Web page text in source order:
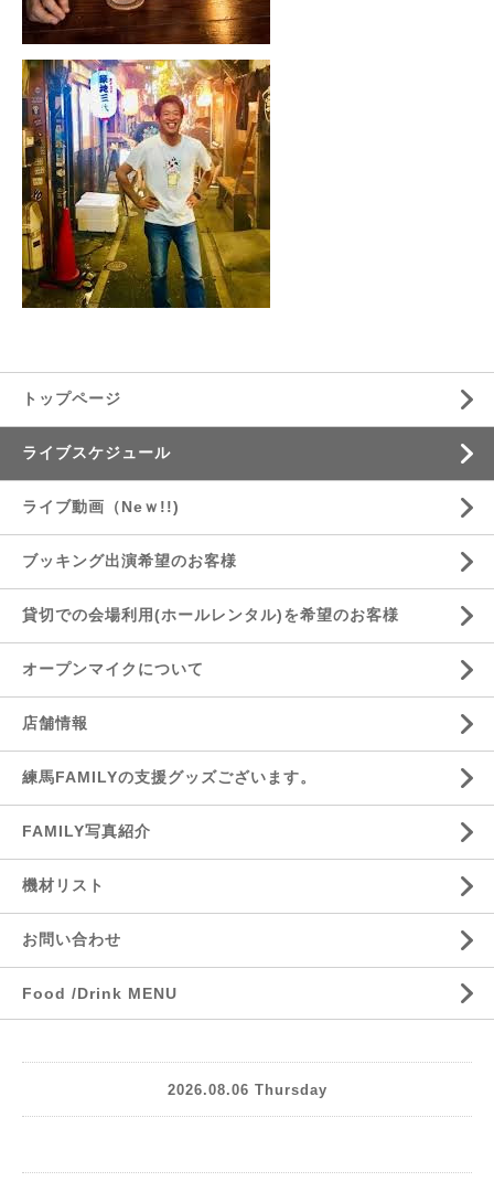
トップページ
ライブスケジュール
ライブ動画（Neｗ!!)
ブッキング出演希望のお客様
貸切での会場利用(ホールレンタル)を希望のお客様
オープンマイクについて
店舗情報
練馬FAMILYの支援グッズございます。
FAMILY写真紹介
機材リスト
お問い合わせ
Food /Drink MENU
2026.08.06 Thursday